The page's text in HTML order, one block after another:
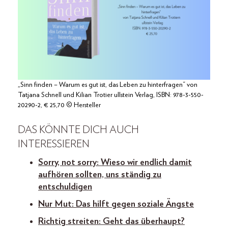
„Sinn finden – Warum es gut ist, das Leben zu hinterfragen“ von
Tatjana Schnell und Kilian Trotier ullstein Verlag, ISBN: 978-3-550-
20290-2, € 25,70 © Hersteller
DAS KÖNNTE DICH AUCH
INTERESSIEREN
Sorry, not sorry: Wieso wir endlich damit
aufhören sollten, uns ständig zu
entschuldigen
Nur Mut: Das hilft gegen soziale Ängste
Richtig streiten: Geht das überhaupt?